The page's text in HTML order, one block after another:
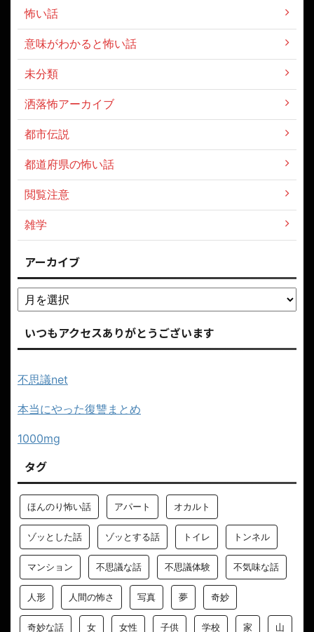
怖い話
意味がわかると怖い話
未分類
洒落怖アーカイブ
都市伝説
都道府県の怖い話
閲覧注意
雑学
アーカイブ
いつもアクセスありがとうございます
不思議net
本当にやった復讐まとめ
1000mg
タグ
ほんのり怖い話 アパート オカルト
ゾッとした話 ゾッとする話 トイレ トンネル
マンション 不思議な話 不思議体験 不気味な話
人形 人間の怖さ 写真 夢 奇妙
奇妙な話 女 女性 子供 学校 家 山